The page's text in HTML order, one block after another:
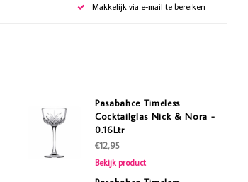
Makkelijk via e-mail te bereiken
Pasabahce Timeless
Cocktailglas Nick & Nora -
0.16Ltr
€12,95
Bekijk product